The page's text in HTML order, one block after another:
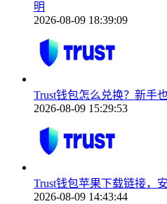
明
2026-08-09 18:39:09
Trust钱包怎么兑换？新手
2026-08-09 15:29:53
Trust钱包苹果下载链接，
2026-08-09 14:43:44